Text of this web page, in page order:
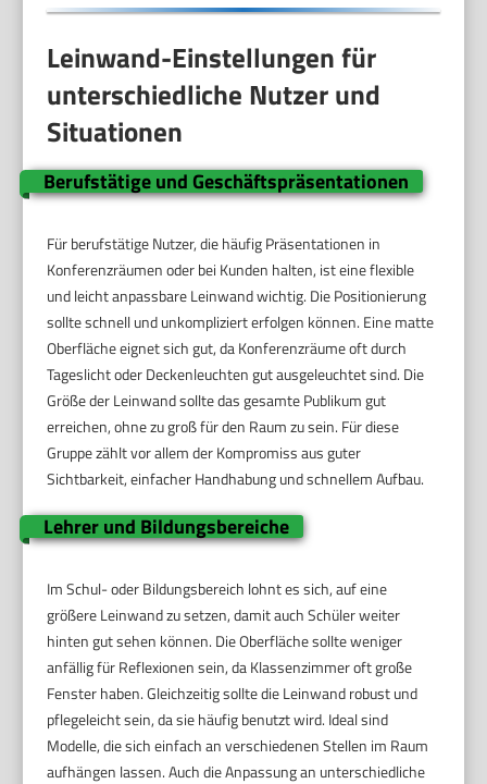
Leinwand-Einstellungen für
unterschiedliche Nutzer und
Situationen
Berufstätige und Geschäftspräsentationen
Für berufstätige Nutzer, die häufig Präsentationen in
Konferenzräumen oder bei Kunden halten, ist eine flexible
und leicht anpassbare Leinwand wichtig. Die Positionierung
sollte schnell und unkompliziert erfolgen können. Eine matte
Oberfläche eignet sich gut, da Konferenzräume oft durch
Tageslicht oder Deckenleuchten gut ausgeleuchtet sind. Die
Größe der Leinwand sollte das gesamte Publikum gut
erreichen, ohne zu groß für den Raum zu sein. Für diese
Gruppe zählt vor allem der Kompromiss aus guter
Sichtbarkeit, einfacher Handhabung und schnellem Aufbau.
Lehrer und Bildungsbereiche
Im Schul- oder Bildungsbereich lohnt es sich, auf eine
größere Leinwand zu setzen, damit auch Schüler weiter
hinten gut sehen können. Die Oberfläche sollte weniger
anfällig für Reflexionen sein, da Klassenzimmer oft große
Fenster haben. Gleichzeitig sollte die Leinwand robust und
pflegeleicht sein, da sie häufig benutzt wird. Ideal sind
Modelle, die sich einfach an verschiedenen Stellen im Raum
aufhängen lassen. Auch die Anpassung an unterschiedliche